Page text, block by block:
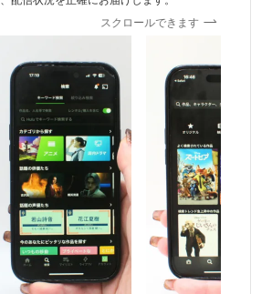
スクロールできます